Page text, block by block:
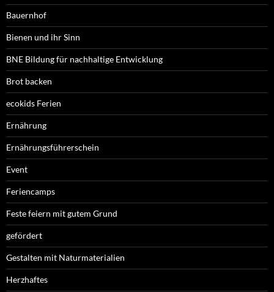
Bauernhof
Bienen und ihr Sinn
BNE Bildung für nachhaltige Entwicklung
Brot backen
ecokids Ferien
Ernährung
Ernährungsführerschein
Event
Feriencamps
Feste feiern mit gutem Grund
gefördert
Gestalten mit Naturmaterialien
Herzhaftes